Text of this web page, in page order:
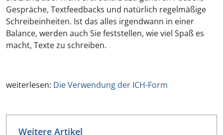
Gespräche, Textfeedbacks und natürlich regelmäßige
Schreibeinheiten. Ist das alles irgendwann in einer
Balance, werden auch Sie feststellen, wie viel Spaß es
macht, Texte zu schreiben.
weiterlesen: Die Verwendung der ICH-Form
Weitere Artikel